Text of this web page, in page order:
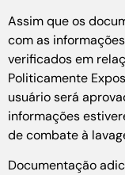
Assim que os
com as
verificados em
Politicamente
usuário será
informações
de combate à
Documentação